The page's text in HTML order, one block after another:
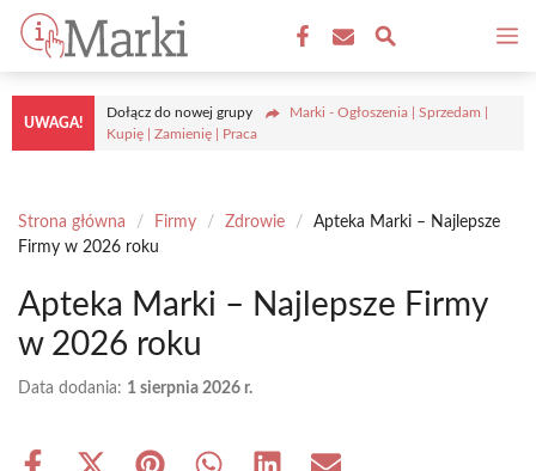
Przejdź
treści
UWAGA!
Dołącz do nowej grupy
Marki - Ogłoszenia | Sprzedam |
Kupię | Zamienię | Praca
Strona główna / Firmy / Zdrowie /
Apteka Marki – Najlepsze
Firmy w 2026 roku
Apteka Marki – Najlepsze Firmy
w 2026 roku
Data dodania: 1 sierpnia 2026 r.